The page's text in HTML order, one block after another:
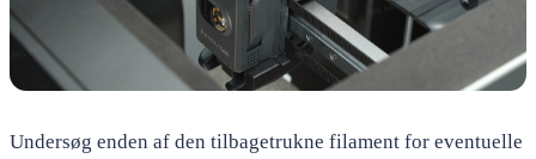
Undersøg enden af den tilbagetrukne filament for eventuelle